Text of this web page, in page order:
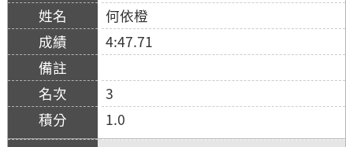
何依橙
4:47.71
3
1.0